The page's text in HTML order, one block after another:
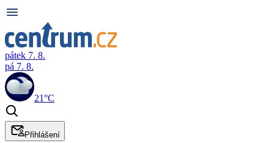
pátek 7. 8.
pá 7. 8.
21°C
Přihlášení